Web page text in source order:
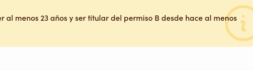
al menos 23 años y ser titular del permiso B desde hace al menos